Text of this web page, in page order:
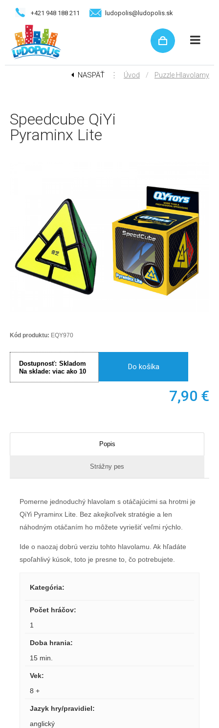
+421 948 188 211 ludopolis@ludopolis.sk
NASPÄŤ ⋮ Úvod / Puzzle Hlavolamy
Speedcube QiYi
Pyraminx Lite
Kód produktu: EQY970
Dostupnosť: Skladom
Na sklade: viac ako 10
Do košíka
7,90 €
Popis
Strážny pes
Pomerne jednoduchý hlavolam s otáčajúcimi sa hrotmi je
QiYi Pyraminx Lite. Bez akejkoľvek stratégie a len
náhodným otáčaním ho môžete vyriešiť veľmi rýchlo.
Ide o naozaj dobrú verziu tohto hlavolamu. Ak hľadáte
spoľahlivý kúsok, toto je presne to, čo potrebujete.
Kategória:
Počet hráčov:
1
Doba hrania:
15 min.
Vek:
8 +
Jazyk hry/pravidiel:
anglický